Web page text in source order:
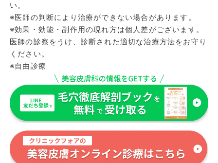
い。
※医師の判断により治療ができない場合があります。
※効果・効能・副作用の現れ方は個人差がございます。
医師の診察をうけ、診断された適切な治療方法をお守り
ください。
※自由診療